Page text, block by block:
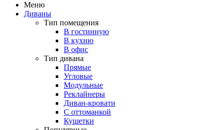
Меню
Диваны
Тип помещения
В гостинную
В кухню
В офис
Тип дивана
Прямые
Угловые
Модульные
Реклайнеры
Диван-кровати
С оттоманкой
Кушетки